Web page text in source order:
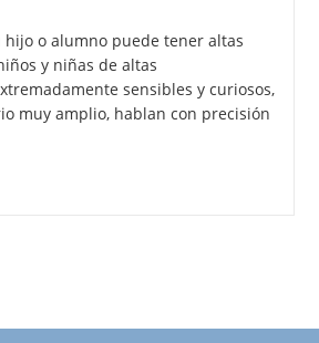
hijo o alumno puede tener altas
y niñas de altas
sensibles y curiosos,
muy amplio, hablan con precisión